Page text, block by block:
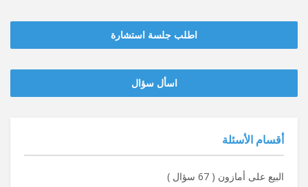
اطلب جلسة استشارة
‫‫اسأل سؤال
أقسام الأسئلة
البيع على أمازون ( 67 سؤال )